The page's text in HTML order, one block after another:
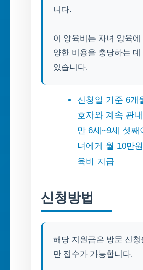
니다.
이 양육비는 자녀 양육
양한 비용을 충당하는 데
있습니다.
신청일 기준 6개
호자와 계속 관
만 6세~9세 셋째
녀에게 월 10만
육비 지급
신청방법
해당 지원금은 방문 신청
만 접수가 가능합니다.